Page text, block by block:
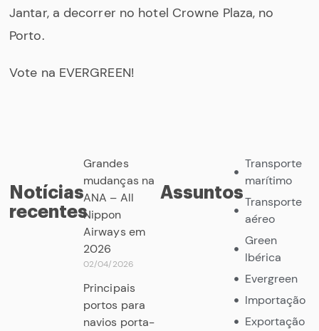
Jantar, a decorrer no hotel Crowne Plaza, no
Porto.
Vote na EVERGREEN!
Notícias
recentes
Grandes
mudanças na
ANA – All
Nippon
Airways em
2026
02/04/2026
Principais
portos para
navios porta-
Assuntos
Transporte
marítimo
Transporte
aéreo
Green
Ibérica
Evergreen
Importação
Exportação